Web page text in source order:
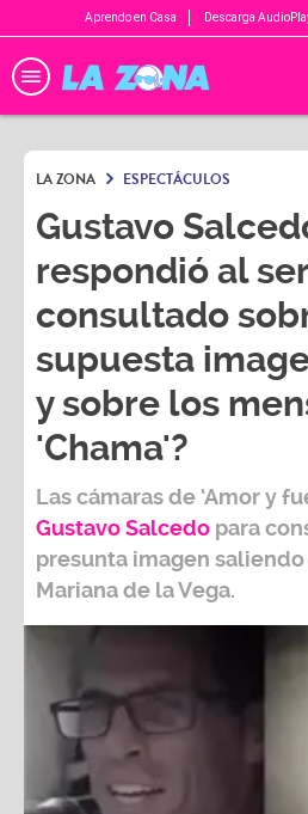
Aprendo en Casa Descarga
LA ZONA ESPECTÁCULOS
Gustavo
respondió al ser
consultado
supuesta
y sobre los
'Chama'?
Las cámaras de ‘Amor y
Gustavo Salcedo para
presunta imagen
Mariana de la Vega.